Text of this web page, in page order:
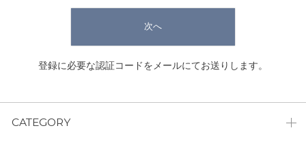
次へ
登録に必要な認証コードをメールにてお送りします。
CATEGORY